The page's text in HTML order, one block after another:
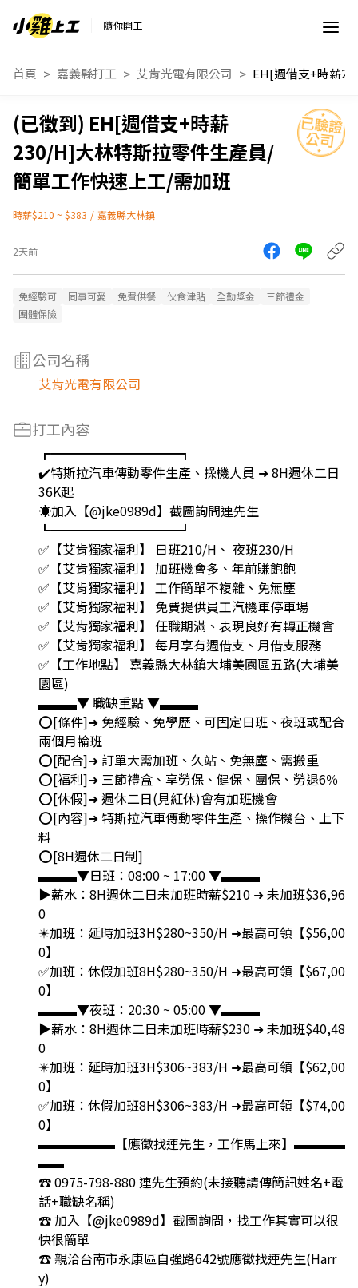
隨你開工
首頁 嘉義縣打工 艾肯光電有限公司
EH[週借支+時薪
230/H]大林特斯拉零件生產員/
簡單工作快速上工/需加班
時薪$210 ~ $383 / 嘉義縣大林鎮
2天前
免經驗可 同事可愛 免費供餐 伙食津貼 全勤獎金
三節禮金
團體保險
公司名稱
艾肯光電有限公司
打工內容
┏━━━━━━━━━━┓
✔️特斯拉汽車傳動零件生產、操機人員 ➜ 8H週休二日
36K起
☀️加入【@jke0989d】截圖詢問連先生
┗━━━━━━━━━━┛
✅【艾肯獨家福利】 日班210/H、 夜班230/H
✅【艾肯獨家福利】 加班機會多、年前賺飽飽
✅【艾肯獨家福利】 工作簡單不複雜、免無塵
✅【艾肯獨家福利】 免費提供員工汽機車停車場
✅【艾肯獨家福利】 任職期滿、表現良好有轉正機會
✅【艾肯獨家福利】 每月享有週借支、月借支服務
✅【工作地點】 嘉義縣大林鎮大埔美園區五路(大埔美
園區)
▃▃▃▼ 職缺重點 ▼▃▃▃
⭕️[條件]➜ 免經驗、免學歷、可固定日班、夜班或配合
兩個月輪班
⭕️[配合]➜ 訂單大需加班、久站、免無塵、需搬重
⭕️[福利]➜ 三節禮盒、享勞保、健保、團保、勞退6％
⭕️[休假]➜ 週休二日(見紅休)會有加班機會
⭕️[內容]➜ 特斯拉汽車傳動零件生產、操作機台、上下
料
⭕️[8H週休二日制]
▃▃▃▼日班：08:00 ~ 17:00 ▼▃▃▃
▶️薪水：8H週休二日未加班時薪$210 ➜ 未加班$36,96
0
✴️加班：延時加班3H$280~350/H ➜最高可領【$56,00
0】
✅加班：休假加班8H$280~350/H ➜最高可領【$67,00
0】
▃▃▃▼夜班：20:30 ~ 05:00 ▼▃▃▃
▶️薪水：8H週休二日未加班時薪$230 ➜ 未加班$40,48
0
✴️加班：延時加班3H$306~383/H ➜最高可領【$62,00
0】
✅加班：休假加班8H$306~383/H ➜最高可領【$74,00
0】
▬▬▬▬▬▬【應徵找連先生，工作馬上來】▬▬▬▬
▬▬
☎️ 0975-798-880 連先生預約(未接聽請傳簡訊姓名+電
話+職缺名稱)
☎️ 加入【@jke0989d】截圖詢問，找工作其實可以很
快很簡單
☎️ 親洽台南市永康區自強路642號應徵找連先生(Harr
y)